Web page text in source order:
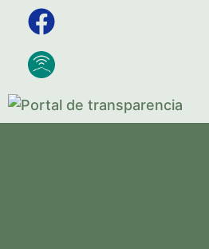
Saltar
contenido